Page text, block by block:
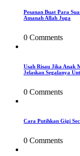
Pesanan Buat Para
Amanah Allah Juga
0 Comments
Usah Risau Jika Anak
Jelaskan Segalanya
0 Comments
Cara Putihkan Gigi
0 Comments